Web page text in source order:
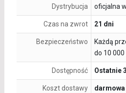
Dystrybucja oficjalna
Czas na zwrot 21 dni
Bezpieczeństwo
Każdą
do 10 000
Dostępność Ostatnie
Koszt dostawy darmowa